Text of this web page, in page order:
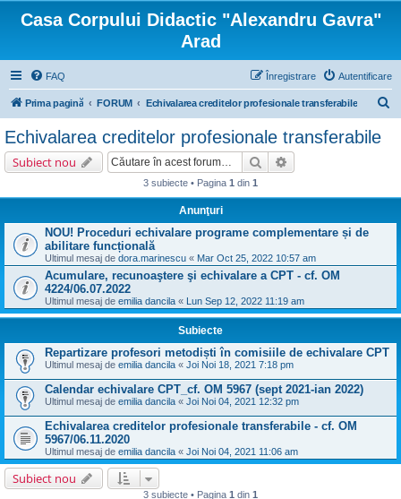
Casa Corpului Didactic "Alexandru Gavra"
Arad
FAQ Autentificare
Înregistrare
Prima pagină FORUM Echivalarea creditelor profesionale transferabile
Echivalarea creditelor profesionale transferabile
Subiect nou Căutare
3 subiecte • Pagina 1 din 1
Anunţuri
NOU! Proceduri echivalare programe complementare și de
abilitare funcțională
Ultimul mesaj de dora.marinescu « Mar Oct 25, 2022 10:57 am
Acumulare, recunoaştere şi echivalare a CPT - cf. OM
4224/06.07.2022
Ultimul mesaj de emilia dancila « Lun Sep 12, 2022 11:19 am
Subiecte
Repartizare profesori metodiști în comisiile de echivalare CPT
Ultimul mesaj de emilia dancila « Joi Noi 18, 2021 7:18 pm
Calendar echivalare CPT_cf. OM 5967 (sept 2021-ian 2022)
Ultimul mesaj de emilia dancila « Joi Noi 04, 2021 12:32 pm
Echivalarea creditelor profesionale transferabile - cf. OM
5967/06.11.2020
Ultimul mesaj de emilia dancila « Joi Noi 04, 2021 11:06 am
Subiect nou
3 subiecte • Pagina 1 din 1